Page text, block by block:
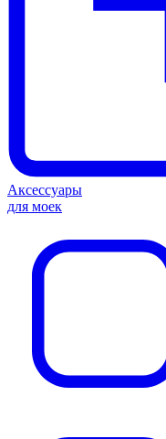
Аксессуары
для моек